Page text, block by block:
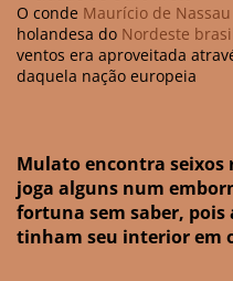
O conde Maurício de Nassau
holandesa do Nordeste
ventos era aproveitada
daquela nação europeia
Mulato encontra seixos
joga alguns num
fortuna sem saber, pois
tinham seu interior em